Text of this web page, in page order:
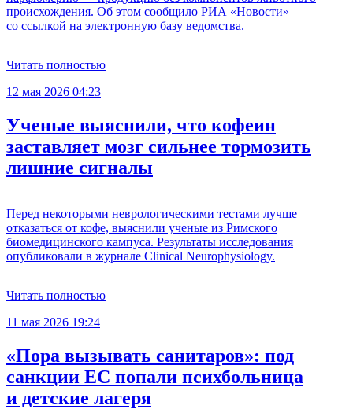
происхождения. Об этом сообщило РИА «Новости»
со ссылкой на электронную базу ведомства.
Читать полностью
12 мая 2026 04:23
Ученые выяснили, что кофеин
заставляет мозг сильнее тормозить
лишние сигналы
Перед некоторыми неврологическими тестами лучше
отказаться от кофе, выяснили ученые из Римского
биомедицинского кампуса. Результаты исследования
опубликовали в журнале Clinical Neurophysiology.
Читать полностью
11 мая 2026 19:24
«Пора вызывать санитаров»: под
санкции ЕС попали психбольница
и детские лагеря